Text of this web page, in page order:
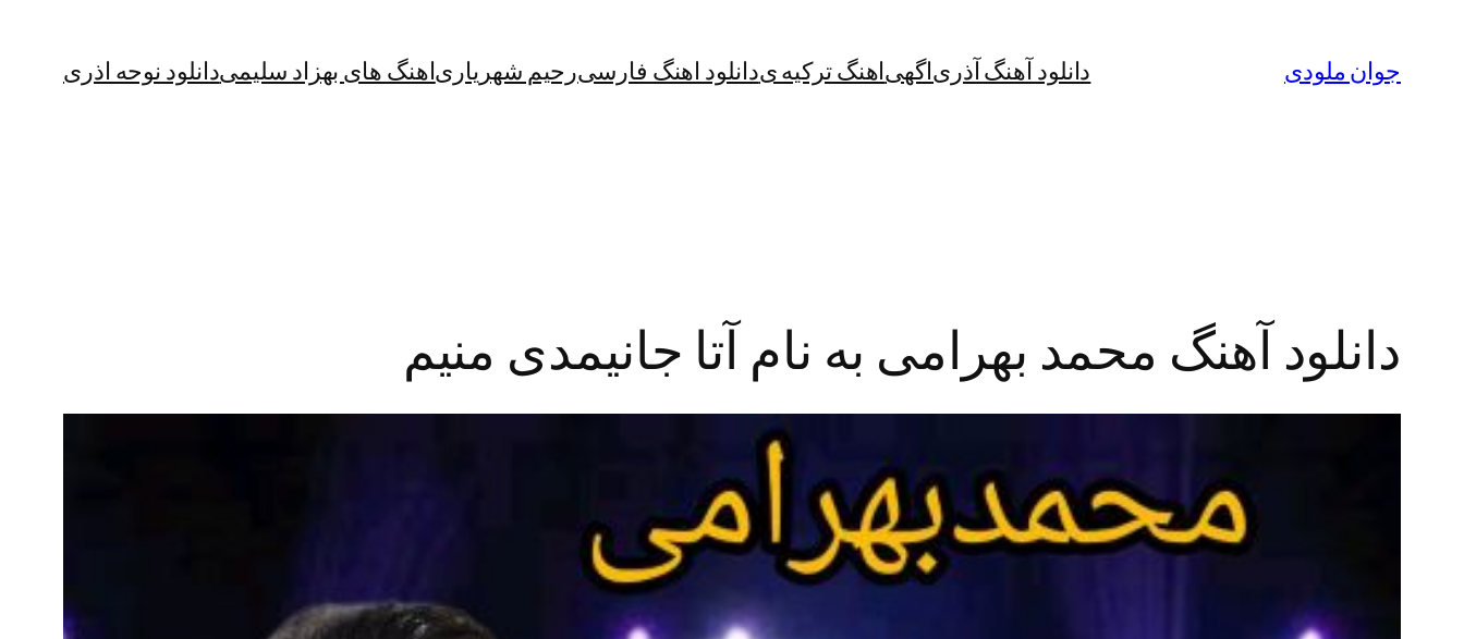
جوان ملودی دانلود آهنگ آذریاگهیاهنگ ترکیه یدانلود اهنگ فارسیرحیم شهریاریاهنگ های بهزاد سلیمیدانلود نوحه اذری
دانلود آهنگ محمد بهرامی به نام آتا جانیمدی منیم